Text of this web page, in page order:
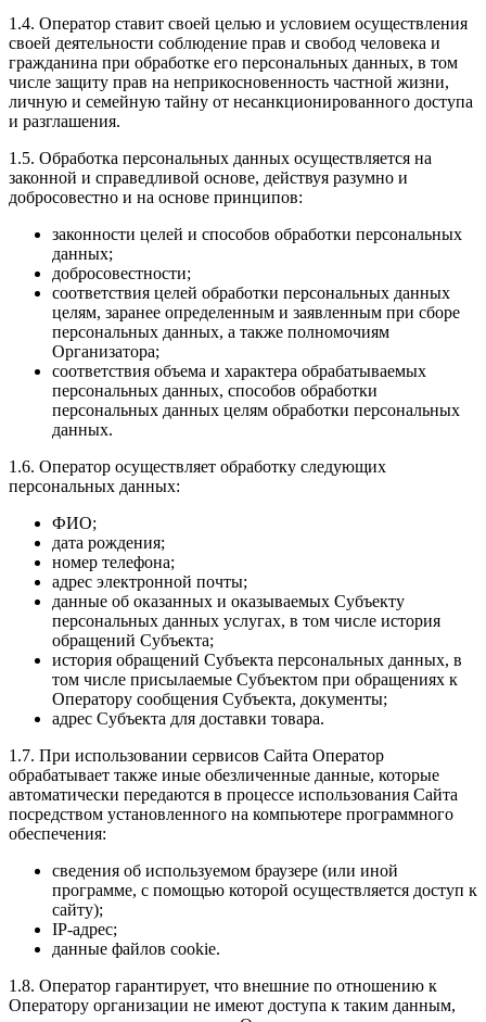
1.4. Оператор ставит своей целью и условием осуществления
своей деятельности соблюдение прав и свобод человека и
гражданина при обработке его персональных данных, в том
числе защиту прав на неприкосновенность частной жизни,
личную и семейную тайну от несанкционированного доступа
и разглашения.
1.5. Обработка персональных данных осуществляется на
законной и справедливой основе, действуя разумно и
добросовестно и на основе принципов:
законности целей и способов обработки персональных
данных;
добросовестности;
соответствия целей обработки персональных данных
целям, заранее определенным и заявленным при сборе
персональных данных, а также полномочиям
Организатора;
соответствия объема и характера обрабатываемых
персональных данных, способов обработки
персональных данных целям обработки персональных
данных.
1.6. Оператор осуществляет обработку следующих
персональных данных:
ФИО;
дата рождения;
номер телефона;
адрес электронной почты;
данные об оказанных и оказываемых Субъекту
персональных данных услугах, в том числе история
обращений Субъекта;
история обращений Субъекта персональных данных, в
том числе присылаемые Субъектом при обращениях к
Оператору сообщения Субъекта, документы;
адрес Субъекта для доставки товара.
1.7. При использовании сервисов Сайта Оператор
обрабатывает также иные обезличенные данные, которые
автоматически передаются в процессе использования Сайта
посредством установленного на компьютере программного
обеспечения:
сведения об используемом браузере (или иной
программе, с помощью которой осуществляется доступ к
сайту);
IP-адрес;
данные файлов cookie.
1.8. Оператор гарантирует, что внешние по отношению к
Оператору организации не имеют доступа к таким данным,